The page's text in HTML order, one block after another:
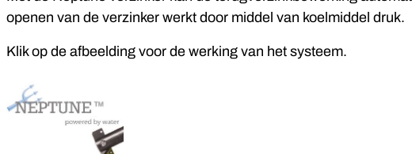
openen van de verzinker werkt door middel van koelmiddel druk.
Klik op de afbeelding voor de werking van het systeem.